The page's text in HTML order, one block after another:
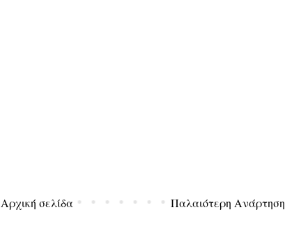
Παλαιότερη Ανάρτηση
Αρχική σελίδα